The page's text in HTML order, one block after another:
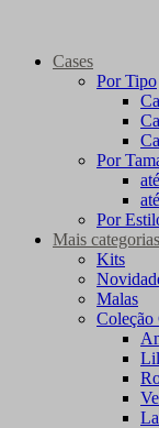
Cases
Por Tipo
Por
Por
Mais categorias
Kits
Malas
Coleção